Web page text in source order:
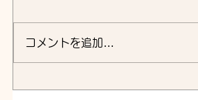
2026.8.4 パリ・サン＝ジ
コメントを追加…